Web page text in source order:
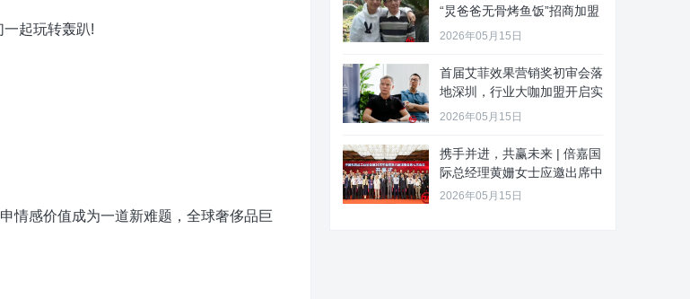
起玩转轰趴!
感价值成为一道新难题，全球奢侈品巨
“炅爸爸无骨烤鱼饭”招商加盟
啦
2026年05月15日
首届艾菲效果营销奖初审会落
地深圳，行业大咖加盟开启实
效新
2026年05月15日
携手并进，共赢未来 | 倍嘉国
际总经理黄姗女士应邀出席中
2026年05月15日